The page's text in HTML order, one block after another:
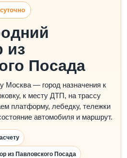
из
Посада
Москва — город назначения к
к месту ДТП, на трассу
платформу, лебедку, тележки
автомобиля и маршрут.
из Павловского Посада